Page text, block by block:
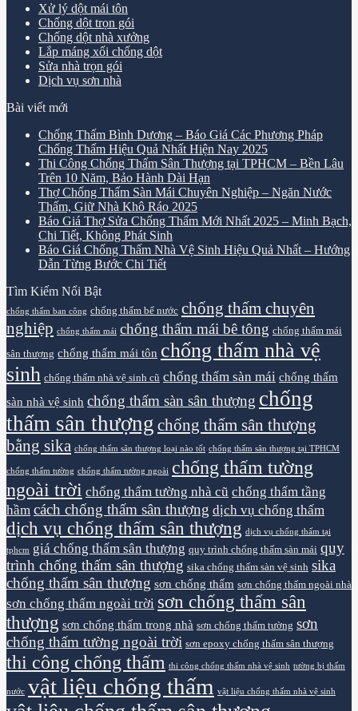
Xử lý dột mái tôn
Chống dột trọn gói
Chống dột nhà xưởng
Lắp máng xối chống dột
Sửa nhà trọn gói
Dịch vụ sơn nhà
Bài viết mới
Chống Thấm Bình Dương – Báo Giá Các Phương Pháp
Chống Thấm Hiệu Quả Nhất Hiện Nay 2025
Thi Công Chống Thấm Sân Thượng tại TPHCM – Bền Lâu
Trên 10 Năm, Bảo Hành Dài Hạn
Thợ Chống Thấm Sàn Mái Chuyên Nghiệp – Ngăn Nước
Thấm, Giữ Nhà Khô Ráo 2025
Báo Giá Thợ Sửa Chống Thấm Mới Nhất 2025 – Minh Bạch,
Chi Tiết, Không Phát Sinh
Báo Giá Chống Thấm Nhà Vệ Sinh Hiệu Quả Nhất – Hướng
Dẫn Từng Bước Chi Tiết
Tìm Kiếm Nổi Bật
chống thấm ban công chống thấm bể nước chống thấm chuyên
nghiệp chống thấm mái chống thấm mái bê tông chống thấm mái
sân thượng chống thấm mái tôn chống thấm nhà vệ
sinh chống thấm nhà vệ sinh cũ chống thấm sàn mái chống thấm
sàn nhà vệ sinh chống thấm sàn sân thượng chống
thấm sân thượng chống thấm sân thượng
bằng sika chống thấm sân thượng loại nào tốt chống thấm sân thượng tại TPHCM
chống thấm tường chống thấm tường ngoài chống thấm tường
ngoài trời chống thấm tường nhà cũ chống thấm tầng
hầm cách chống thấm sân thượng dịch vụ chống thấm
dịch vụ chống thấm sân thượng dịch vụ chống thấm tại
tphcm giá chống thấm sân thượng quy trình chống thấm sàn mái quy
trình chống thấm sân thượng sika chống thấm sàn vệ sinh sika
chống thấm sân thượng sơn chống thấm sơn chống thấm ngoài nhà
sơn chống thấm ngoài trời sơn chống thấm sân
thượng sơn chống thấm trong nhà sơn chống thấm tường sơn
chống thấm tường ngoài trời sơn epoxy chống thấm sân thượng
thi công chống thấm thi công chống thấm nhà vệ sinh tường bị thấm
nước vật liệu chống thấm vật liệu chống thấm nhà vệ sinh